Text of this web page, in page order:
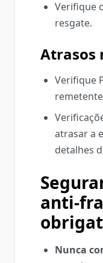
Verifique
resgate.
Atrasos
Verifique
atrasar a
detalhes
Nunca